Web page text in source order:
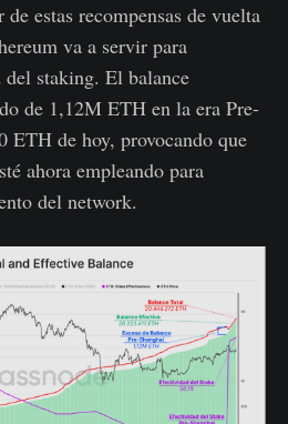
estas recompensas de vuelta
va a servir para
staking. El balance
de 1,12M ETH en la era Pre-
ETH de hoy, provocando que
ahora empleando para
del network.